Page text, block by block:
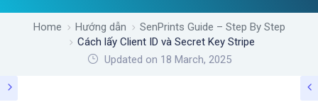
Home Hướng dẫn
SenPrints Guide – Step By Step
Cách lấy Client ID và Secret Key Stripe
Updated on 18 March, 2025